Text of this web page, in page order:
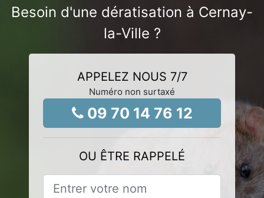
Besoin d'une dératisation à Cernay-
la-Ville ?
APPELEZ NOUS 7/7
Numéro non surtaxé
09 70 14 76 12
OU ÊTRE RAPPELÉ